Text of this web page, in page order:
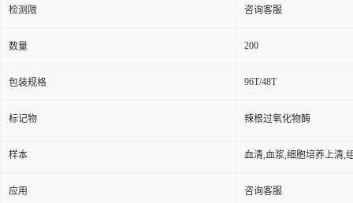
检测限 咨询客服
数量 200
包装规格 96T/48T
标记物 辣根过氧化物酶
样本 血清,血浆,细胞培养上清,
应用 咨询客服